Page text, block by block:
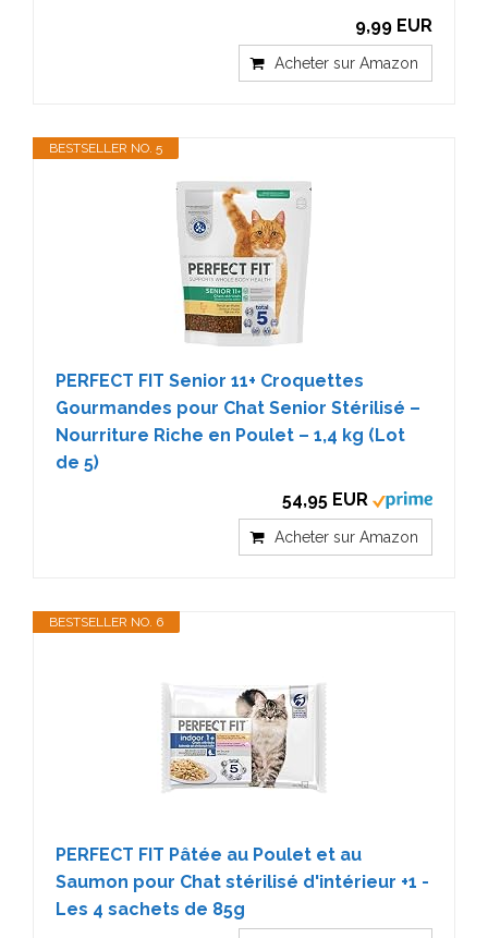
9,99 EUR
Acheter sur Amazon
BESTSELLER NO. 5
PERFECT FIT Senior 11+ Croquettes
Gourmandes pour Chat Senior Stérilisé –
Nourriture Riche en Poulet – 1,4 kg (Lot
de 5)
54,95 EUR
Acheter sur Amazon
BESTSELLER NO. 6
PERFECT FIT Pâtée au Poulet et au
Saumon pour Chat stérilisé d'intérieur +1 -
Les 4 sachets de 85g